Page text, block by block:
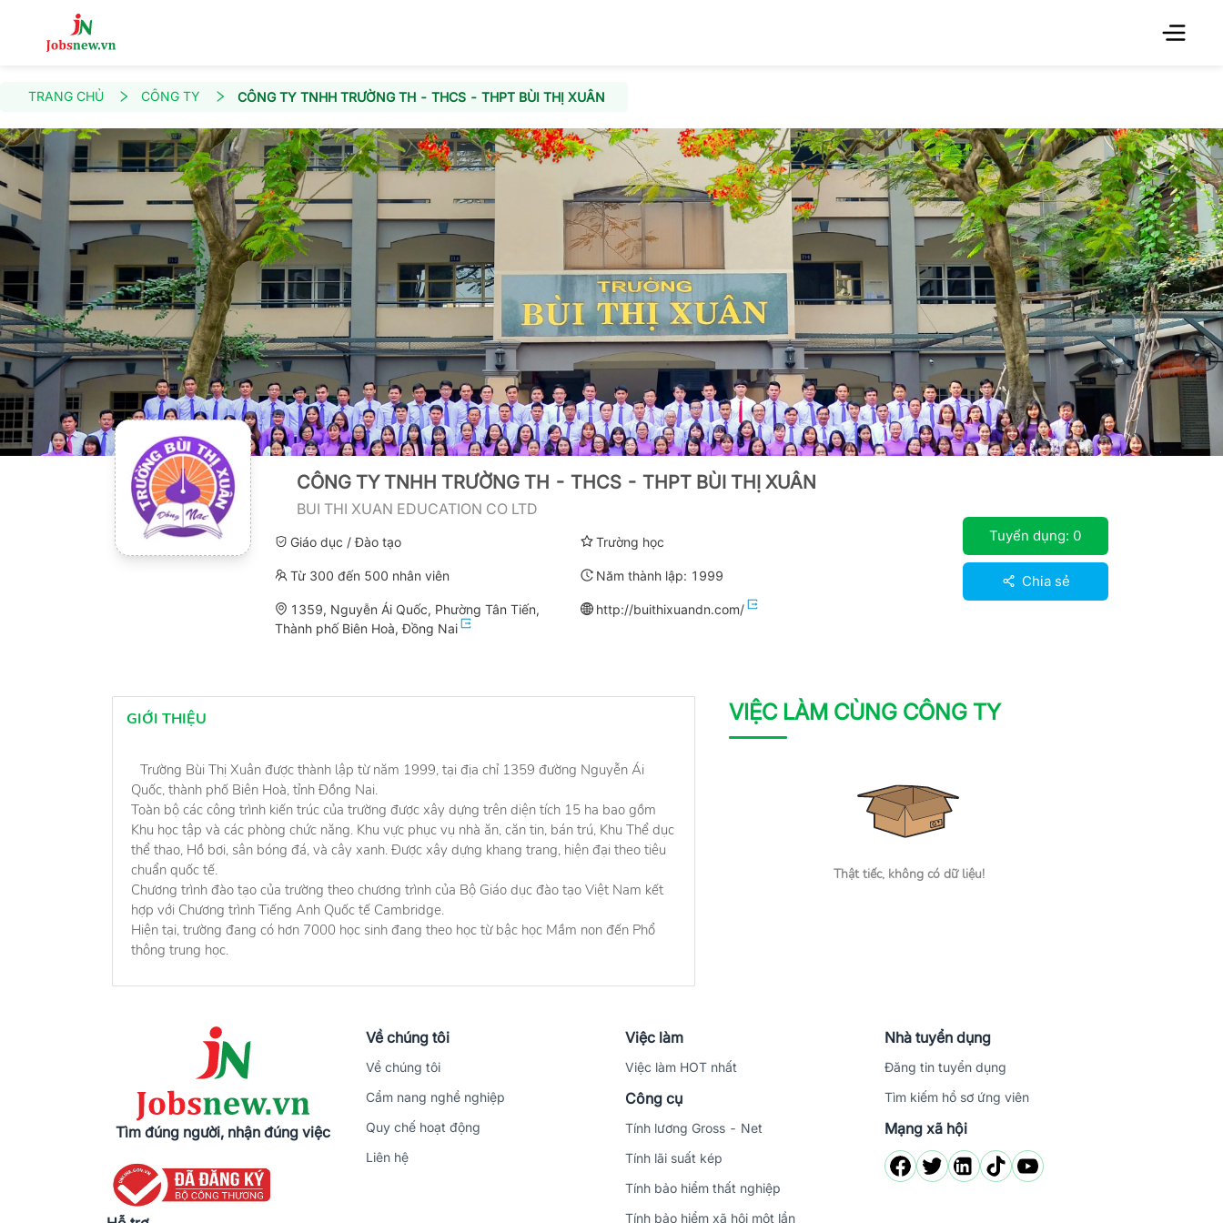
TRANG CHỦ CÔNG TY CÔNG TY TNHH TRƯỜNG TH - THCS - THPT BÙI THỊ XUÂN
CÔNG TY TNHH TRƯỜNG TH - THCS - THPT BÙI THỊ XUÂN
BUI THI XUAN EDUCATION CO LTD
Giáo dục / Đào tạo Trường học
Từ 300 đến 500 nhân viên Năm thành lập: 1999
1359, Nguyễn Ái Quốc, Phường Tân Tiến,
Thành phố Biên Hoà, Đồng Nai
http://buithixuandn.com/
Tuyển dụng: 0
Chia sẻ
GIỚI THIỆU
Trường Bùi Thị Xuân được thành lập từ năm 1999, tại địa chỉ 1359 đường Nguyễn Ái
Quốc, thành phố Biên Hoà, tỉnh Đồng Nai.
Toàn bộ các công trình kiến trúc của trường được xây dựng trên diện tích 15 ha bao gồm
Khu học tập và các phòng chức năng. Khu vực phục vụ nhà ăn, căn tin, bán trú, Khu Thể dục
thể thao, Hồ bơi, sân bóng đá, và cây xanh. Được xây dựng khang trang, hiện đại theo tiêu
chuẩn quốc tế.
Chương trình đào tạo của trường theo chương trình của Bộ Giáo dục đào tạo Việt Nam kết
hợp với Chương trình Tiếng Anh Quốc tế Cambridge.
Hiện tại, trường đang có hơn 7000 học sinh đang theo học từ bậc học Mầm non đến Phổ
thông trung học.
VIỆC LÀM CÙNG CÔNG TY
Thật tiếc, không có dữ liệu!
Tìm đúng người, nhận đúng việc
Về chúng tôi
Về chúng tôi
Cẩm nang nghề nghiệp
Quy chế hoạt động
Liên hệ
Việc làm
Việc làm HOT nhất
Công cụ
Tính lương Gross - Net
Tính lãi suất kép
Tính bảo hiểm thất nghiệp
Tính bảo hiểm xã hội một lần
Nhà tuyển dụng
Đăng tin tuyển dụng
Tìm kiếm hồ sơ ứng viên
Mạng xã hội